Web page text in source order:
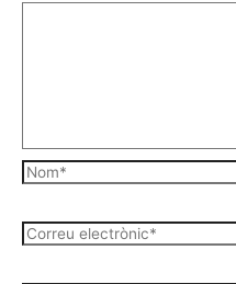
Nom*
Correu